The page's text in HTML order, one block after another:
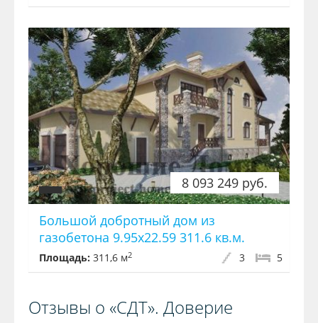
8 093 249 руб.
Большой добротный дом из
газобетона 9.95x22.59 311.6 кв.м.
Площадь: 311,6 м2 5
3
Отзывы о «СДТ». Доверие